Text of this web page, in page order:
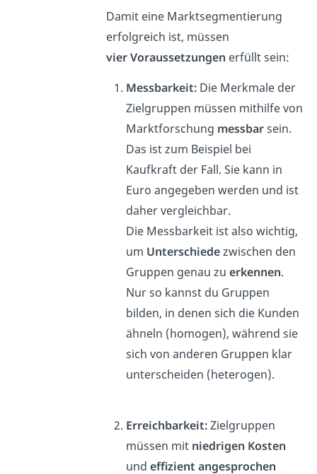
Damit eine Marktsegmentierung
erfolgreich ist, müssen
vier Voraussetzungen erfüllt sein:
Messbarkeit:Die Merkmale der
Zielgruppen müssen mithilfe von
Marktforschung messbarsein.
Das ist zum Beispiel bei
Kaufkraft der Fall. Sie kann in
Euro angegeben werden und ist
daher vergleichbar.
Die Messbarkeit ist also wichtig,
um Unterschiedezwischen den
Gruppen genau zu erkennen.
Nur so kannst du Gruppen
bilden, in denen sich die Kunden
ähneln (homogen), während sie
sich von anderen Gruppen klar
unterscheiden (heterogen).
Erreichbarkeit:Zielgruppen
müssen mit niedrigen Kosten
und effizient angesprochen